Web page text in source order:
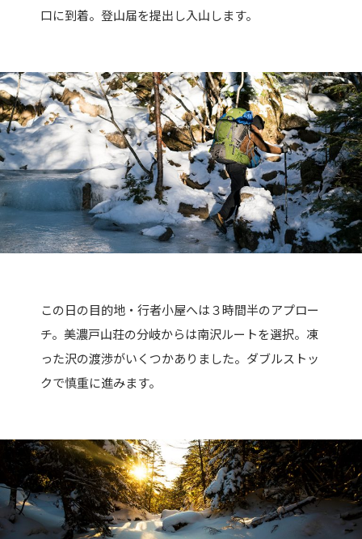
口に到着。登山届を提出し入山します。
この日の目的地・行者小屋へは３時間半のアプロー
チ。美濃戸山荘の分岐からは南沢ルートを選択。凍
った沢の渡渉がいくつかありました。ダブルストッ
クで慎重に進みます。